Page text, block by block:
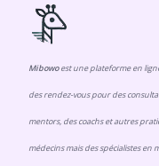
Mibowoest une plateforme en
des rendez-vous pour des
mentors, des coachs et autres
médecins mais des spécialistes en